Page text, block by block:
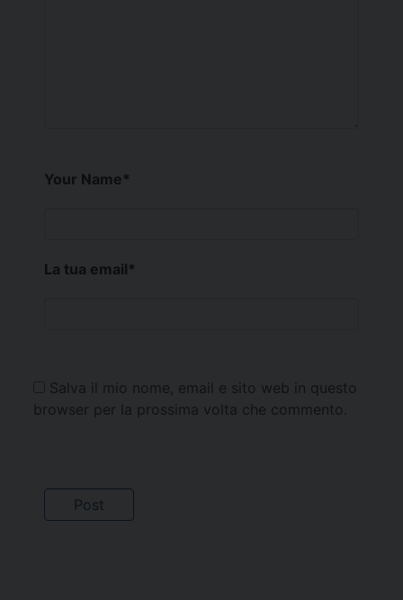
Your Name*
La tua email*
Salva il mio nome, email e sito web in questo
browser per la prossima volta che commento.